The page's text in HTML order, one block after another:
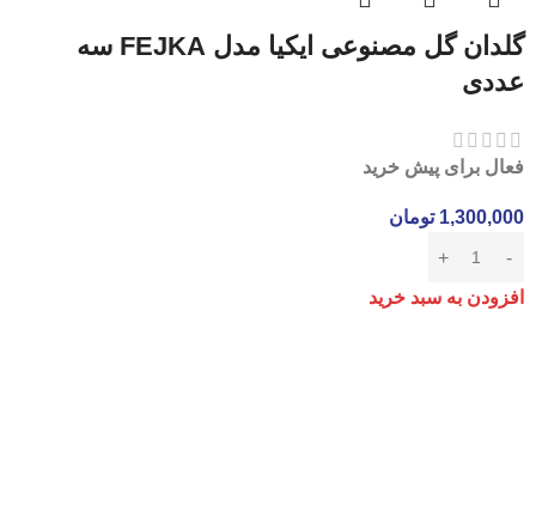
گلدان گل مصنوعی ایکیا مدل FEJKA سه
عددی
فعال برای پیش خرید
1,300,000 تومان
افزودن به سبد خرید